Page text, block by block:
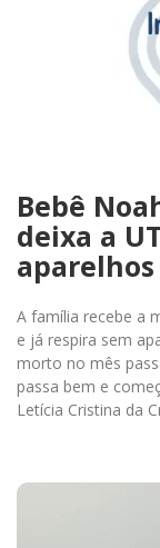
Bebê
deixa a
A família recebe a
e já respira sem
morto no mês
passa bem e
Letícia Cristina da